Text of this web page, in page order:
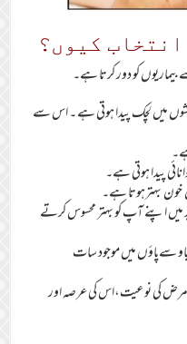
کیوں؟
بیماریوں کو دور کرتا ہے۔
میں لچک پیدا ہوتی ہے ۔ اس سے
میں اپنے آپ کو بہتر محسوس کرتے
سےپاؤں میں موجود سات
مرض کی نوعیت،اس کی عرصہ اور